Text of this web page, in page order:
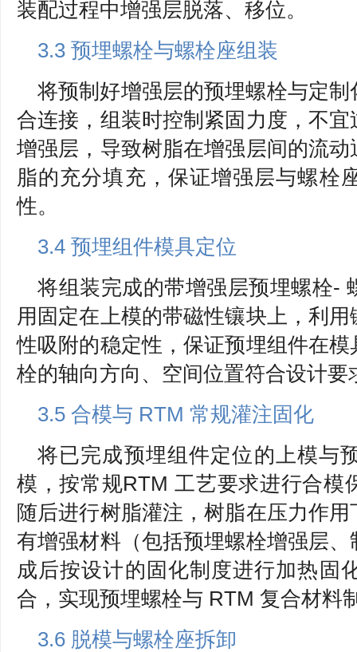
装配过程中增强层脱落、移位。
3.3 预埋螺栓与螺栓座组装
将预制好增强层的预埋螺栓与定
合连接，组装时控制紧固力度，不
增强层，导致树脂在增强层间的流
脂的充分填充，保证增强层与螺栓
性。
3.4 预埋组件模具定位
将组装完成的带增强层预埋螺栓-
用固定在上模的带磁性镶块上，利
性吸附的稳定性，保证预埋组件在
栓的轴向方向、空间位置符合设计要
3.5 合模与 RTM 常规灌注固化
将已完成预埋组件定位的上模与
模，按常规RTM 工艺要求进行合模
随后进行树脂灌注，树脂在压力作
有增强材料（包括预埋螺栓增强层
成后按设计的固化制度进行加热固
合，实现预埋螺栓与 RTM 复合材料
3.6 脱模与螺栓座拆卸